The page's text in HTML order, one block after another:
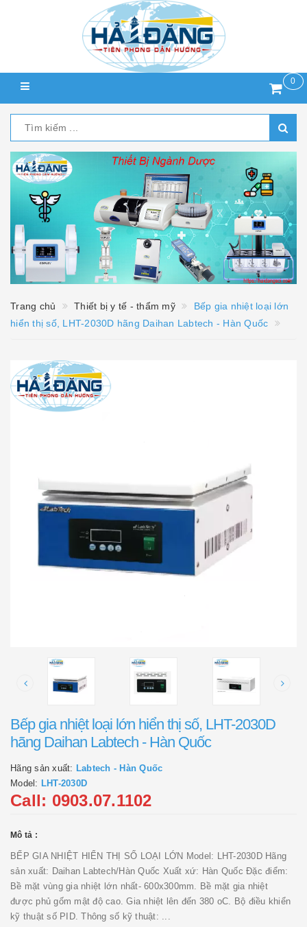
0
Trang chủ Thiết bị y tế - thẩm mỹ
Bếp gia nhiệt loại lớn
hiển thị số, LHT-2030D hãng Daihan Labtech - Hàn Quốc
Bếp gia nhiệt loại lớn hiển thị số, LHT-2030D
hãng Daihan Labtech - Hàn Quốc
Hãng sản xuất: Labtech - Hàn Quốc
Model: LHT-2030D
Call: 0903.07.1102
Mô tả :
BẾP GIA NHIỆT HIỂN THỊ SỐ LOẠI LỚN Model: LHT-2030D Hãng
sản xuất: Daihan Labtech/Hàn Quốc Xuất xứ: Hàn Quốc Đặc điểm:
Bề mặt vùng gia nhiệt lớn nhất- 600x300mm. Bề mặt gia nhiệt
được phủ gốm mật độ cao. Gia nhiệt lên đến 380 oC. Bộ điều khiển
kỹ thuật số PID. Thông số kỹ thuật: ...